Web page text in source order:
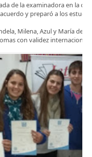
de la examinadora en la
y preparó a los
Milena, Azul y María de
con validez internacional.